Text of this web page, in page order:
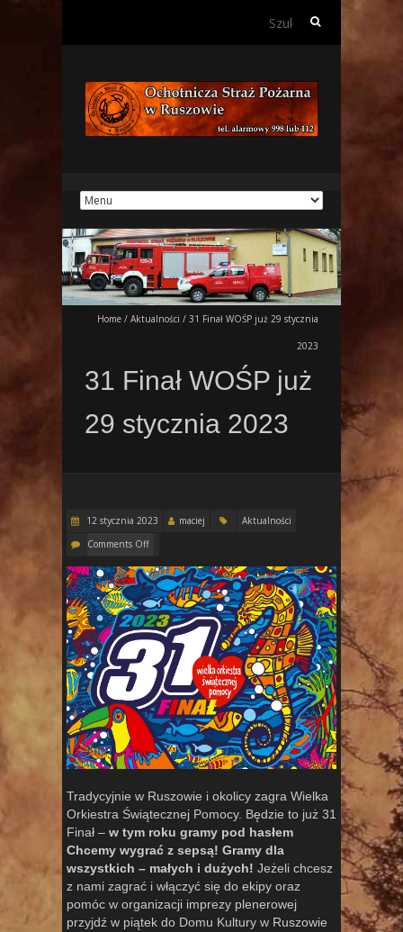
Szukaj:
Home / Aktualności / 31 Finał WOŚP już 29 stycznia
2023
31 Finał WOŚP już
29 stycznia 2023
12 stycznia 2023 maciej
Aktualności
Comments Off
Tradycyjnie w Ruszowie i okolicy zagra Wielka
Orkiestra Świątecznej Pomocy. Będzie to już 31
Finał – w tym roku gramy pod hasłem
Chcemy wygrać z sepsą! Gramy dla
wszystkich – małych i dużych! Jeżeli chcesz
z nami zagrać i włączyć się do ekipy oraz
pomóc w organizacji imprezy plenerowej
przyjdź w piątek do Domu Kultury w Ruszowie